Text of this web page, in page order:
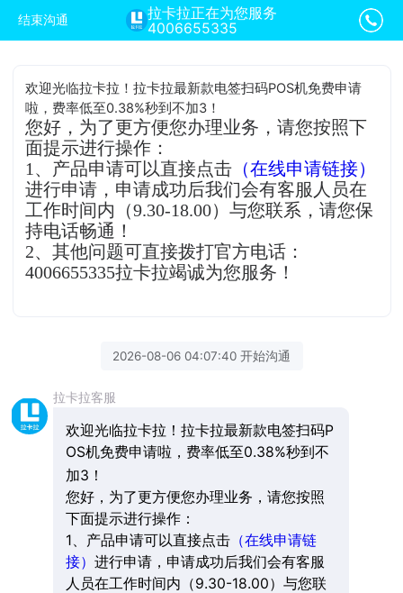
结束沟通
拉卡拉正在为您服务
4006655335
欢迎光临拉卡拉！拉卡拉最新款电签扫码POS机免费申请
啦，费率低至0.38%秒到不加3！
您好，为了更方便您办理业务，请您按照下
面提示进行操作：
1、产品申请可以直接点击 （在线申请链接）
进行申请，申请成功后我们会有客服人员在
工作时间内（9.30-18.00）与您联系，请您保
持电话畅通！
2、其他问题可直接拨打官方电话：
4006655335拉卡拉竭诚为您服务！
2026-08-06 04:07:40 开始沟通
拉卡拉客服
欢迎光临拉卡拉！拉卡拉最新款电签扫码P
OS机免费申请啦，费率低至0.38%秒到不
加3！
您好，为了更方便您办理业务，请您按照
下面提示进行操作：
1、产品申请可以直接点击（在线申请链
接） 进行申请，申请成功后我们会有客服
人员在工作时间内（9.30-18.00）与您联